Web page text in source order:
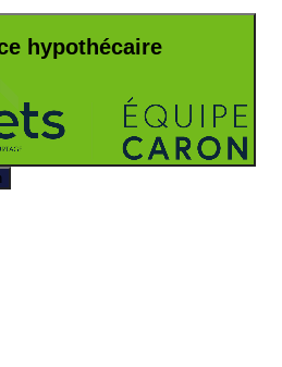
hypothécaire